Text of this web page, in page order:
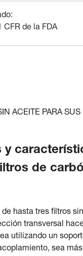
:
CFR de la FDA
ACEITE PARA SUS
y
de
hasta tres filtros
transversal
utilizando un
sea